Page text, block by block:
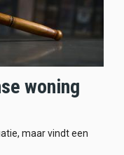
woning
maar vindt een